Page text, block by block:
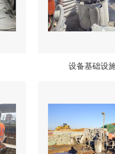
设备基础设